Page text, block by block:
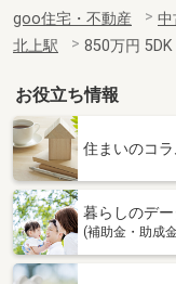
goo住宅・不動産 中
北上駅
850万円 5DK
お役立ち情報
住まいのコラ
暮らしのデー
(補助金・助成